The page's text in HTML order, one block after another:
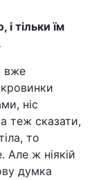
і тільки їм
вже
ніс
теж сказати,
то
Але ж ніякій
думка